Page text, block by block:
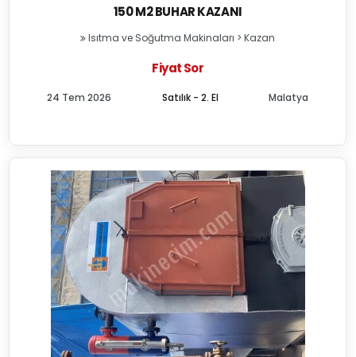
150 M2 BUHAR KAZANI
Isıtma ve Soğutma Makinaları >Kazan
Fiyat Sor
Satılık - 2. El
24 Tem 2026 Malatya